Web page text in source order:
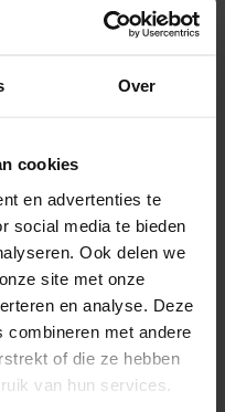
Over
cookies
en advertenties te
social media te bieden
Ook delen we
site met onze
en analyse. Deze
combineren met andere
of die ze hebben
van hun services.
zijn al onze extra
we betaalbaar, zo
prijsafspraak vanaf
is - ongeacht de
materialen
nóg meer gemak voor
pleisterwerk of
en realiseren.
Slegers